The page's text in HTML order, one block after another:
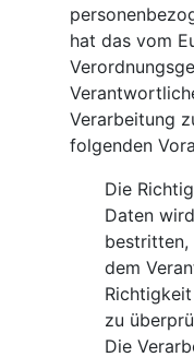
hat das vom
Verarbeitung
folgenden
Die
Daten
bestritten,
dem
zu
Die